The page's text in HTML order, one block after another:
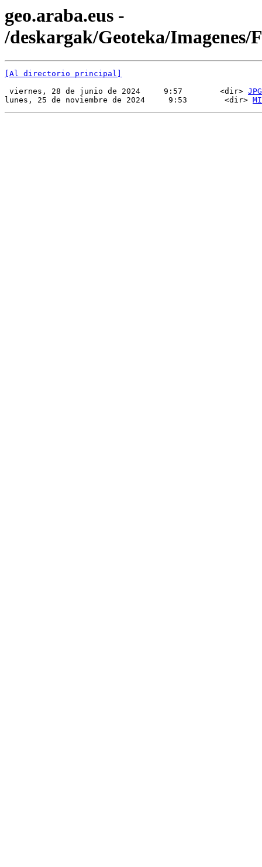
geo.araba.eus -
/deskargak/Geoteka/Imagenes/
[Al directorio principal]
viernes, 28 de junio de 2024     9:57        <dir> JPG
lunes, 25 de noviembre de 2024     9:53        <dir>